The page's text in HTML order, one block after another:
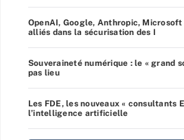
OpenAI, Google, Anthropic,
alliés dans la sécurisation des I
Souveraineté numérique : le « grand
pas lieu
Les FDE, les nouveaux « consultants
l’intelligence artificielle